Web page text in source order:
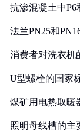
抗渗混凝土中P6
法兰PN25和
消费者对洗衣机
U型螺栓的国家
煤矿用电热取暖
照明母线槽的主